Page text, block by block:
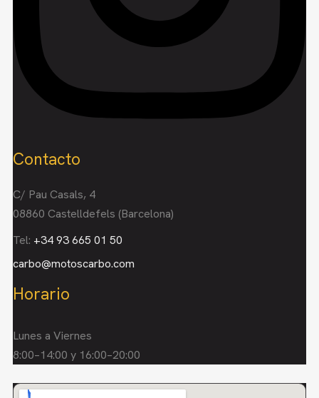
Contacto
C/ Pau Casals, 4
08860 Castelldefels (Barcelona)
Tel: +34 93 665 01 50
carbo@motoscarbo.com
Horario
Lunes a Viernes
8:00–14:00 y 16:00–20:00